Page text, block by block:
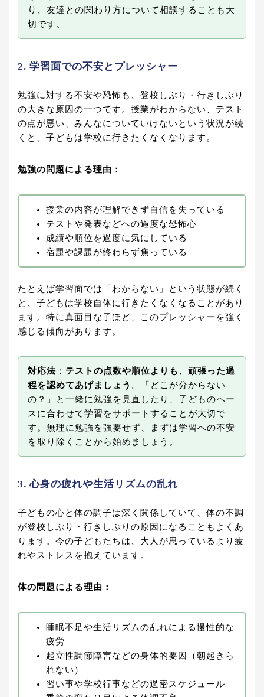
り、友達との関わり方について相談することも大
切です。
2. 学習面での不安とプレッシャー
勉強に対する不安や恐怖も、登校しぶり・行きしぶり
の大きな原因の一つです。授業がわからない、テスト
の点が悪い、みんなについていけないという状況が続
くと、子どもは学校に行きたくなくなります。
勉強の問題による理由：
授業の内容が理解できず自信を失っている
テストや発表などへの過度な恐怖心
成績や順位を過度に気にしている
宿題や課題が終わらず焦っている
たとえば学習面では「わからない」という状態が続く
と、子どもは学校自体に行きたくなくなることがあり
ます。特に真面目な子ほど、このプレッシャーを強く
感じる傾向があります。
対応法 ： テストの点数や順位よりも、頑張った過
程を認めてあげましょう 。「どこが分からない
の？」と一緒に勉強を見直したり、子どものペー
スに合わせて学習をサポートすることが大切で
す。無理に勉強を強要せず、まずは学習への不安
を取り除くことから始めましょう。
3. 心身の疲れや生活リズムの乱れ
子どもの心と体の調子は深く関係していて、体の不調
が登校しぶり・行きしぶりの原因になることもよくあ
ります。今の子どもたちは、大人が思っているより疲
れやストレスを抱えています。
体の問題による理由：
睡眠不足や生活リズムの乱れによる慢性的な
疲労
起立性調節障害などの身体的要因（朝起きら
れない）
習い事や学校行事などの過密スケジュール